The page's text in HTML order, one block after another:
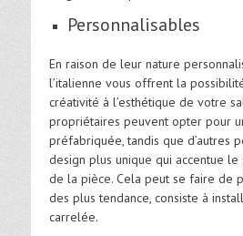
Personnalisables
En raison de leur nature
l’italienne vous offrent la
créativité à l’esthétique de votre
propriétaires peuvent opter pour
préfabriquée, tandis que d’autres
design plus unique qui accentue
de la pièce. Cela peut se faire de
des plus tendance, consiste à
carrelée.